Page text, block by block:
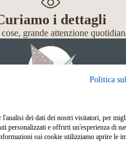
i dettagli
grande attenzione
Politica
l'analisi dei dati dei nostri visitatori, per
personalizzati e offrirti un'esperienza di
sui cookie utilizziamo aprire le